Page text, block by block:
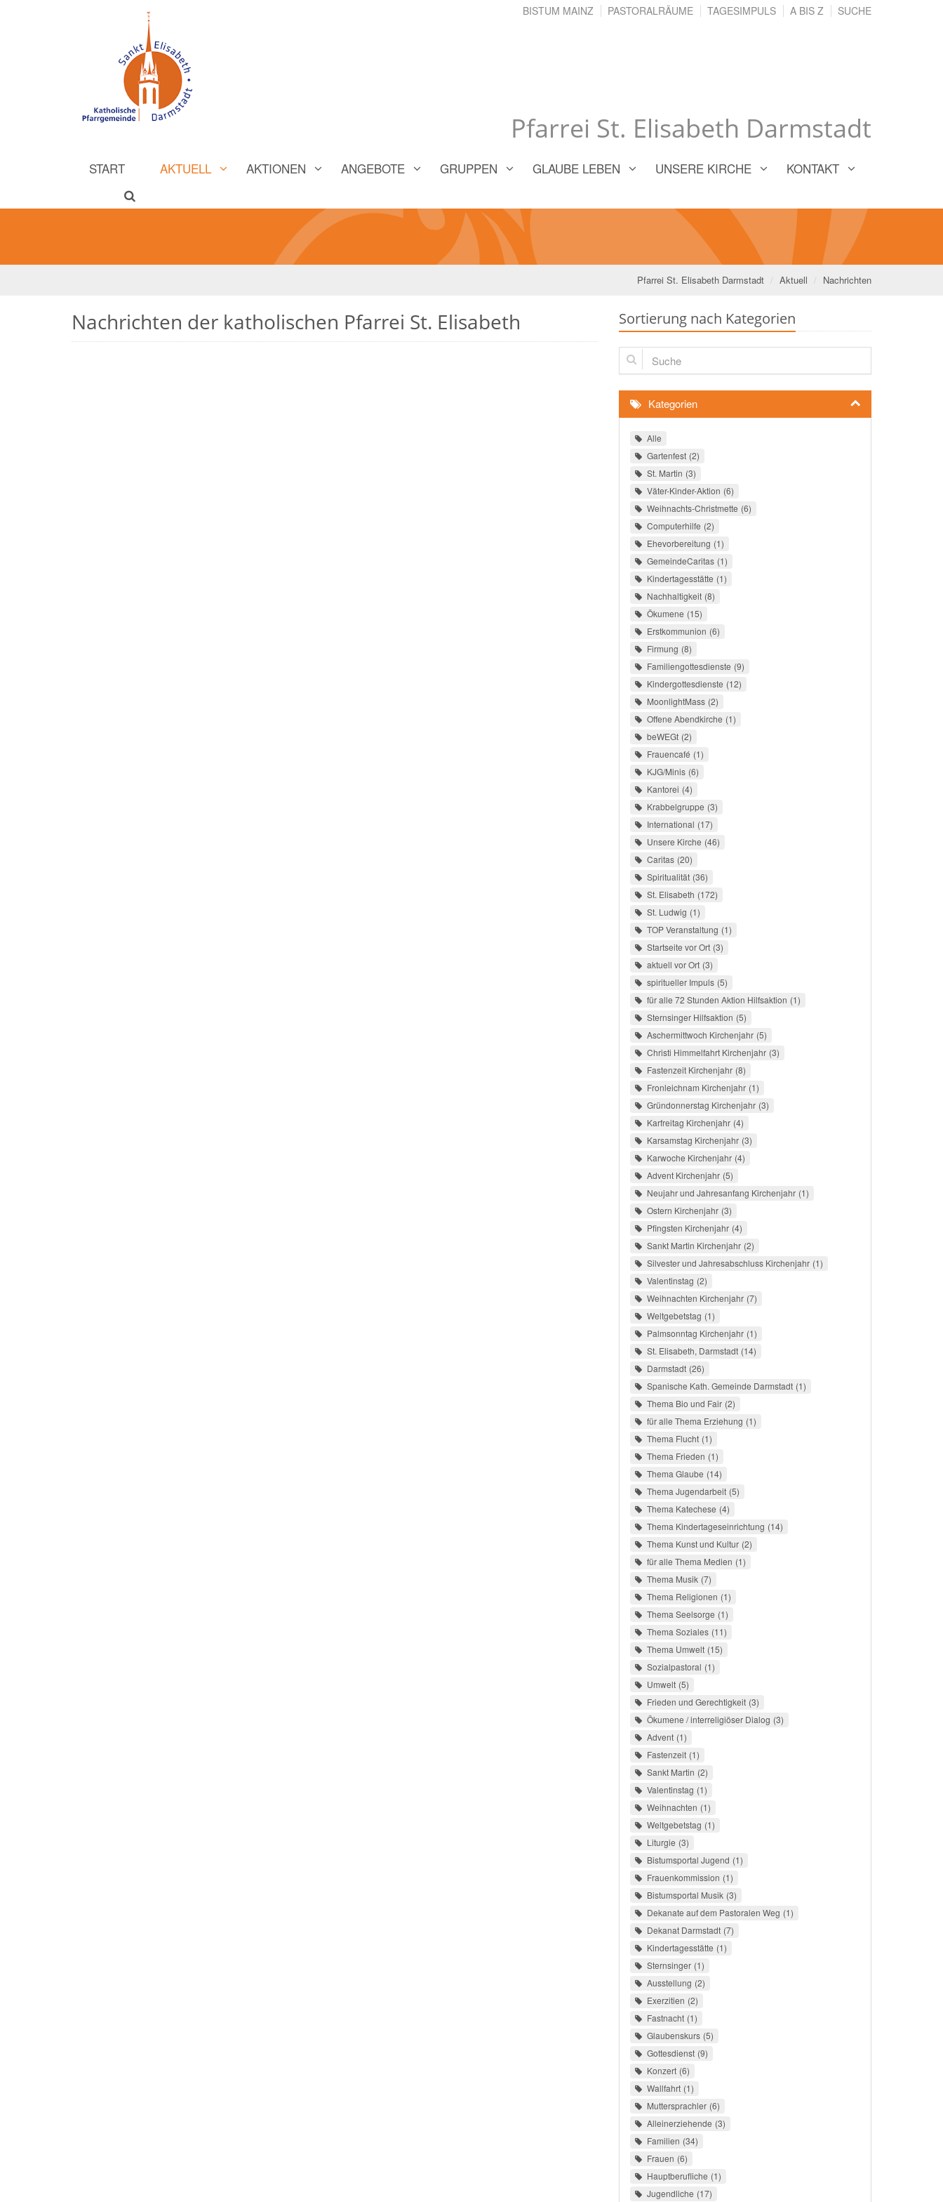
Pfarrei St. Elisabeth Darmstadt
BISTUM MAINZ PASTORALRÄUME TAGESIMPULS A BIS Z SUCHE
START AKTUELL AKTIONEN ANGEBOTE GRUPPEN GLAUBE LEBEN UNSERE KIRCHE KONTAKT
Pfarrei St. Elisabeth Darmstadt Aktuell Nachrichten
Nachrichten der katholischen Pfarrei St. Elisabeth Sortierung nach Kategorien
Suche
Kategorien
Alle
Gartenfest 2
St. Martin 3
Väter-Kinder-Aktion 6
Weihnachts-Christmette 6
Computerhilfe 2
Ehevorbereitung 1
GemeindeCaritas 1
Kindertagesstätte 1
Nachhaltigkeit 8
Ökumene 15
Erstkommunion 6
Firmung 8
Familiengottesdienste 9
Kindergottesdienste 12
MoonlightMass 2
Offene Abendkirche 1
beWEGt 2
Frauencafé 1
KJG/Minis 6
Kantorei 4
Krabbelgruppe 3
International 17
Unsere Kirche 46
Caritas 20
Spiritualität 36
St. Elisabeth 172
St. Ludwig 1
TOP Veranstaltung 1
Startseite vor Ort 3
aktuell vor Ort 3
spiritueller Impuls 5
für alle 72 Stunden Aktion Hilfsaktion 1
Sternsinger Hilfsaktion 5
Aschermittwoch Kirchenjahr 5
Christi Himmelfahrt Kirchenjahr 3
Fastenzeit Kirchenjahr 8
Fronleichnam Kirchenjahr 1
Gründonnerstag Kirchenjahr 3
Karfreitag Kirchenjahr 4
Karsamstag Kirchenjahr 3
Karwoche Kirchenjahr 4
Advent Kirchenjahr 5
Neujahr und Jahresanfang Kirchenjahr 1
Ostern Kirchenjahr 3
Pfingsten Kirchenjahr 4
Sankt Martin Kirchenjahr 2
Silvester und Jahresabschluss Kirchenjahr 1
Valentinstag 2
Weihnachten Kirchenjahr 7
Weltgebetstag 1
Palmsonntag Kirchenjahr 1
St. Elisabeth, Darmstadt 14
Darmstadt 26
Spanische Kath. Gemeinde Darmstadt 1
Thema Bio und Fair 2
für alle Thema Erziehung 1
Thema Flucht 1
Thema Frieden 1
Thema Glaube 14
Thema Jugendarbeit 5
Thema Katechese 4
Thema Kindertageseinrichtung 14
Thema Kunst und Kultur 2
für alle Thema Medien 1
Thema Musik 7
Thema Religionen 1
Thema Seelsorge 1
Thema Soziales 11
Thema Umwelt 15
Sozialpastoral 1
Umwelt 5
Frieden und Gerechtigkeit 3
Ökumene / interreligiöser Dialog 3
Advent 1
Fastenzeit 1
Sankt Martin 2
Valentinstag 1
Weihnachten 1
Weltgebetstag 1
Liturgie 3
Bistumsportal Jugend 1
Frauenkommission 1
Bistumsportal Musik 3
Dekanate auf dem Pastoralen Weg 1
Dekanat Darmstadt 7
Kindertagesstätte 1
Sternsinger 1
Ausstellung 2
Exerzitien 2
Fastnacht 1
Glaubenskurs 5
Gottesdienst 9
Konzert 6
Wallfahrt 1
Muttersprachler 6
Alleinerziehende 3
Familien 34
Frauen 6
Hauptberufliche 1
Jugendliche 17